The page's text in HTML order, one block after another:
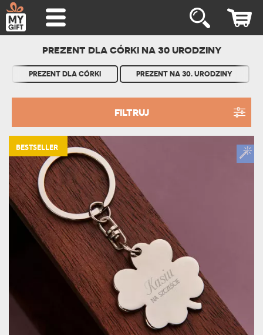
PREZENT DLA CÓRKI NA 30 URODZINY
PREZENT DLA CÓRKI PREZENT NA 30. URODZINY
FILTRUJ
BESTSELLER